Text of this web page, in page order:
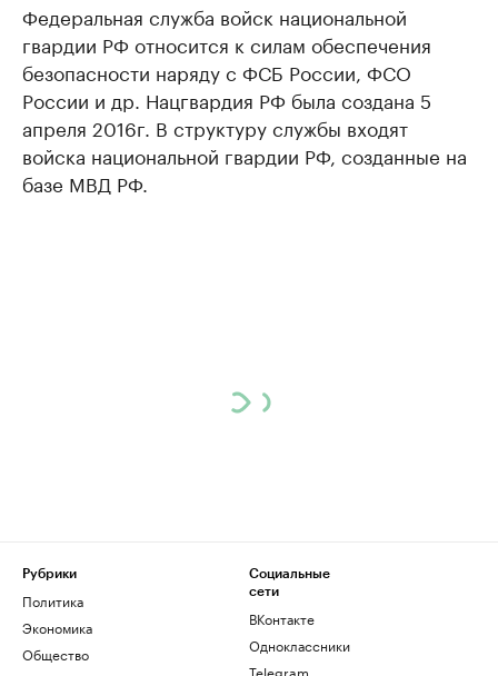
Федеральная служба войск национальной
гвардии РФ относится к силам обеспечения
безопасности наряду с ФСБ России, ФСО
России и др. Нацгвардия РФ была создана 5
апреля 2016г. В структуру службы входят
войска национальной гвардии РФ, созданные на
базе МВД РФ.
Рубрики
Политика
Экономика
Общество
Социальные
сети
ВКонтакте
Одноклассники
Telegram